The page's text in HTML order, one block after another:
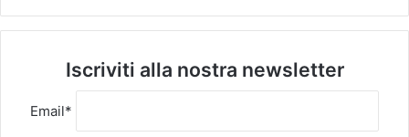
Iscriviti alla nostra newsletter
Email*